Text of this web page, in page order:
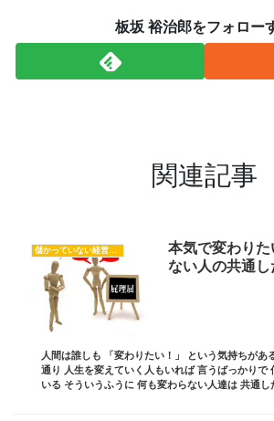
板坂 裕治郎をフォロー
関連記事
儲かっていない経営者の共通項
本気で変わり
ない人の共通し
人間は誰しも 「変わりたい！」 という気持ちがあ
通り 人生を変えていく人もいれば 言うばっかりで
いる そういうふうに 何も変わらない人達は 共通し